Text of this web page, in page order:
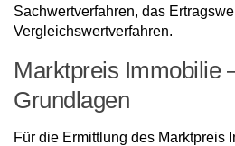
Sachwertverfahren, das
Vergleichswertverfahren.
Marktpreis Immobilie
Grundlagen
Für die Ermittlung des Marktpreis